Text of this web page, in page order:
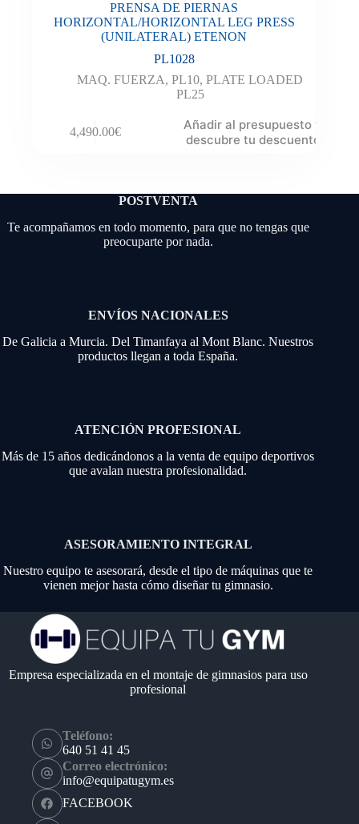
PRENSA DE PIERNAS
HORIZONTAL/HORIZONTAL LEG PRESS
(UNILATERAL) ETENON
PL1028
MAQ. FUERZA,PL10,PLATE LOADED
PL25
4,490.00€
Añadir al presupuesto y
descubre tu descuento
POSTVENTA
Te acompañamos en todo momento, para que no tengas que
preocuparte por nada.
ENVÍOS NACIONALES
De Galicia a Murcia. Del Timanfaya al Mont Blanc. Nuestros
productos llegan a toda España.
ATENCIÓN PROFESIONAL
Más de 15 años dedicándonos a la venta de equipo deportivos
que avalan nuestra profesionalidad.
ASESORAMIENTO INTEGRAL
Nuestro equipo te asesorará, desde el tipo de máquinas que te
vienen mejor hasta cómo diseñar tu gimnasio.
Empresa especializada en el montaje de gimnasios para uso
profesional
Teléfono:
640 51 41 45
Correo electrónico:
info@equipatugym.es
FACEBOOK